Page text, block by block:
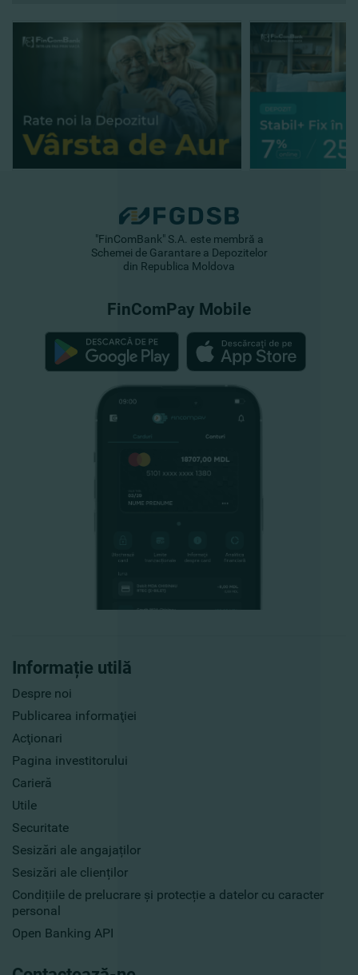
Informație utilă
Despre noi
Publicarea informaţiei
Acţionari
Pagina investitorului
Carieră
Utile
Securitate
Sesizări ale angajaților
Sesizări ale clienților
Condițiile de prelucrare și protecție a datelor cu caracter
personal
Open Banking API
"FinComBank" S.A. este membră a
Schemei de Garantare a Depozitelor
din Republica Moldova
FinComPay Mobile